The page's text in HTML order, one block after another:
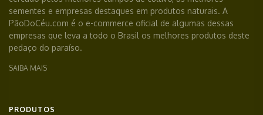
sementes e empresas destaques em produtos naturais. A
PãoDoCéu.com é o e-commerce oficial de algumas dessas
empresas que leva a todo o Brasil os melhores produtos deste
pedaço do paraíso.
SAIBA MAIS
PRODUTOS